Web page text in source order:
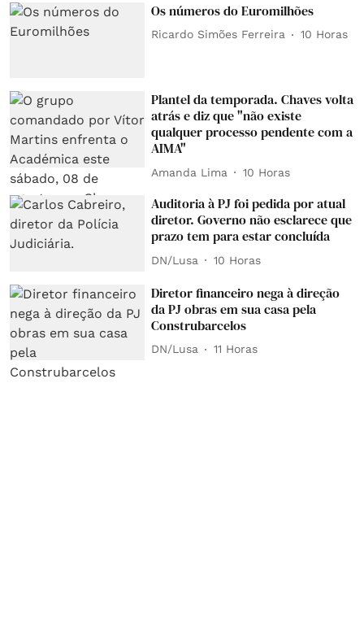
Os números do Euromilhões
Ricardo Simões Ferreira 10 Horas
Plantel da temporada. Chaves volta
atrás e diz que "não existe
qualquer processo pendente com a
AIMA"
Amanda Lima 10 Horas
Auditoria à PJ foi pedida por atual
diretor. Governo não esclarece que
prazo tem para estar concluída
DN/Lusa 10 Horas
Diretor financeiro nega à direção
da PJ obras em sua casa pela
Construbarcelos
DN/Lusa 11 Horas